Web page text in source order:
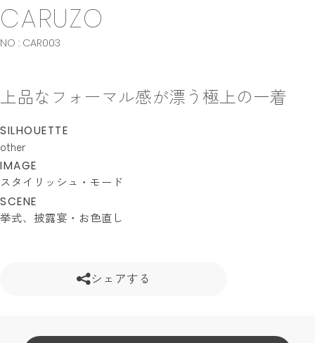
CARUZO
NO : CAR003
上品なフォーマル感が漂う極上の一着
SILHOUETTE
other
IMAGE
スタイリッシュ・モード
SCENE
挙式 披露宴・お色直し
シェアする